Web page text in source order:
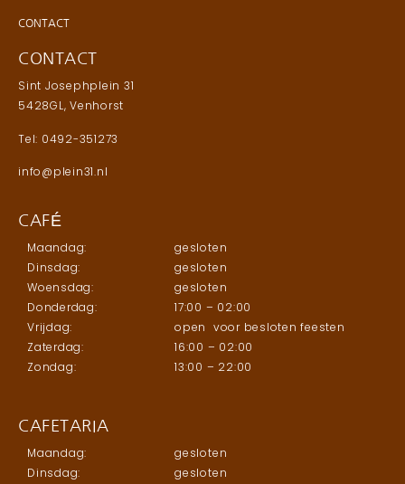
CONTACT
CONTACT
Sint Josephplein 31
5428GL, Venhorst
Tel: 0492-351273
info@plein31.nl
CAFÉ
Maandag:
Dinsdag:
Woensdag:
Donderdag:
Vrijdag:
Zaterdag:
Zondag:
gesloten
gesloten
gesloten
17:00 – 02:00
open voor besloten feesten
16:00 – 02:00
13:00 – 22:00
CAFETARIA
Maandag:
Dinsdag:
gesloten
gesloten